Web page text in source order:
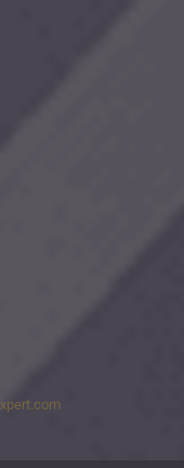
Immobilienbewertung